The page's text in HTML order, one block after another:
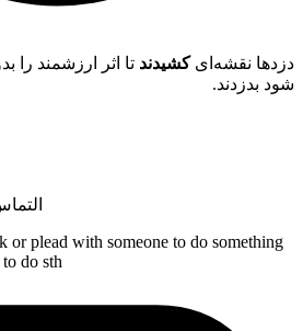
دزدها نقشه‌ایکشیدند تا اثر ارزشمند را
شود بدزدند.
or plead with someone to do something
to do sth